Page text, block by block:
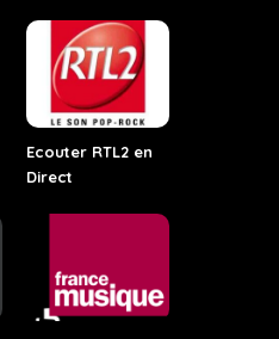
Ecouter RTL2 en
Direct